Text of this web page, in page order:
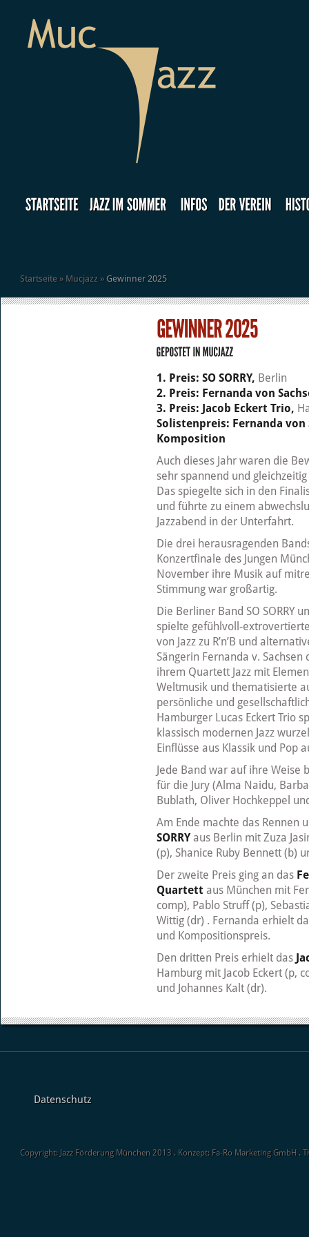
Startseite » Mucjazz » Gewinner 2025
1. Preis: SO SORRY, Berlin
2. Preis: Fernanda von
3. Preis: Jacob Eckert Trio,
Solistenpreis: Fernanda von
Komposition
Auch dieses Jahr waren die
sehr spannend und
Das spiegelte sich in den
und führte zu einem
Jazzabend in der Unterfahrt.
Die drei herausragenden
Konzertfinale des Jungen
November ihre Musik auf
Stimmung war großartig.
Die Berliner Band SO SORRY
spielte gefühlvoll-
von Jazz zu R’n’B und
Sängerin Fernanda v.
ihrem Quartett Jazz mit
Weltmusik und thematisierte
persönliche und
Hamburger Lucas Eckert Trio
klassisch modernen Jazz
Einflüsse aus Klassik und Pop
Jede Band war auf ihre Weise
für die Jury (Alma Naidu,
Bublath, Oliver Hochkeppel
Am Ende machte das Rennen
SORRYaus Berlin mit Zuza
(p), Shanice Ruby Bennett (b)
Der zweite Preis ging an das
Quartettaus München mit
comp), Pablo Struff (p),
Wittig (dr) . Fernanda erhielt
und Kompositionspreis.
Den dritten Preis erhielt das
Hamburg mit Jacob Eckert (p,
und Johannes Kalt (dr).
Datenschutz
Copyright: Jazz Förderung München 2013 . Konzept: Fa-Ro Marketing GmbH .